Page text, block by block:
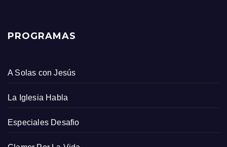
PROGRAMAS
A Solas con Jesús
La Iglesia Habla
Especiales Desafio